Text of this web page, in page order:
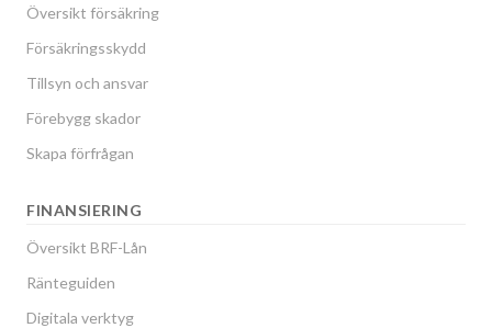
Översikt försäkring
Försäkringsskydd
Tillsyn och ansvar
Förebygg skador
Skapa förfrågan
FINANSIERING
Översikt BRF-Lån
Ränteguiden
Digitala verktyg